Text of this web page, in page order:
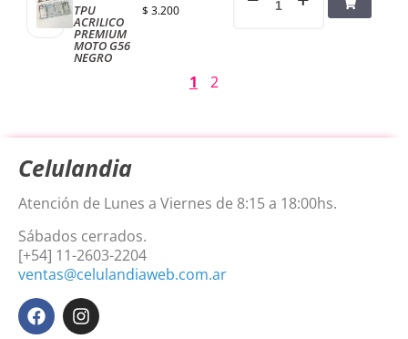
TPU
ACRILICO
PREMIUM
MOTO G56
NEGRO
$ 3.200
1 2
Celulandia
Atención de Lunes a Viernes de 8:15 a 18:00hs.
Sábados cerrados.
[+54] 11-2603-2204
ventas@celulandiaweb.com.ar